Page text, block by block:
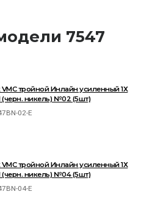
7547
тройной Инлайн усиленный 1Х
(черн. никель) №02 (5шт)
02-E
тройной Инлайн усиленный 1Х
(черн. никель) №04 (5шт)
04-E